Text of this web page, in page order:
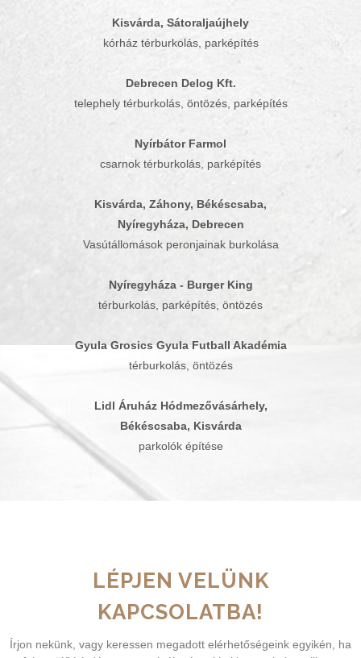
Kisvárda, Sátoraljaújhely
kórház térburkolás, parképítés
Debrecen Delog Kft.
telephely térburkolás, öntözés, parképítés
Nyírbátor Farmol
csarnok térburkolás, parképítés
Kisvárda, Záhony, Békéscsaba,
Nyíregyháza, Debrecen
Vasútállomások peronjainak burkolása
Nyíregyháza - Burger King
térburkolás, parképítés, öntözés
Gyula Grosics Gyula Futball Akadémia
térburkolás, öntözés
Lidl Áruház Hódmezővásárhely,
Békéscsaba, Kisvárda
parkolók építése
LÉPJEN VELÜNK
KAPCSOLATBA!
Írjon nekünk, vagy keressen megadott elérhetőségeink egyikén, ha